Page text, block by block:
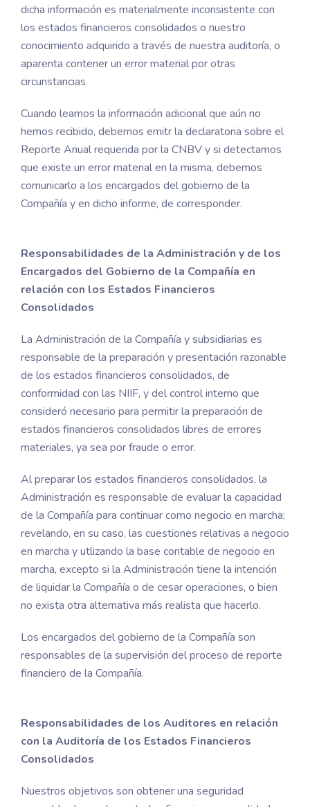
dicha información es materialmente inconsistente con
los estados financieros consolidados o nuestro
conocimiento adquirido a través de nuestra auditoría, o
aparenta contener un error material por otras
circunstancias.
Cuando leamos la información adicional que aún no
hemos recibido, debemos emitr la declaratoria sobre el
Reporte Anual requerida por la CNBV y si detectamos
que existe un error material en la misma, debemos
comunicarlo a los encargados del gobierno de la
Compañía y en dicho informe, de corresponder.
Responsabilidades de la Administración y de los
Encargados del Gobierno de la Compañía en
relación con los Estados Financieros
Consolidados
La Administración de la Compañía y subsidiarias es
responsable de la preparación y presentación razonable
de los estados financieros consolidados, de
conformidad con las NIIF, y del control interno que
consideró necesario para permitir la preparación de
estados financieros consolidados libres de errores
materiales, ya sea por fraude o error.
Al preparar los estados financieros consolidados, la
Administración es responsable de evaluar la capacidad
de la Compañía para continuar como negocio en marcha;
revelando, en su caso, las cuestiones relativas a negocio
en marcha y utlizando la base contable de negocio en
marcha, excepto si la Administración tiene la intención
de liquidar la Compañía o de cesar operaciones, o bien
no exista otra alternativa más realista que hacerlo.
Los encargados del gobierno de la Compañía son
responsables de la supervisión del proceso de reporte
financiero de la Compañía.
Responsabilidades de los Auditores en relación
con la Auditoría de los Estados Financieros
Consolidados
Nuestros objetivos son obtener una seguridad